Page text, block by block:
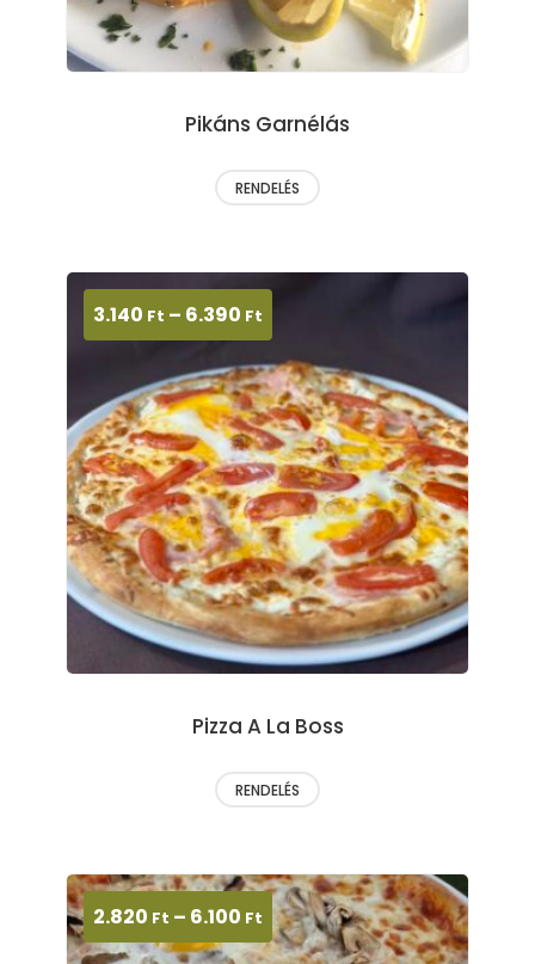
Pikáns Garnélás
RENDELÉS
Pizza A La Boss
3.140 Ft – 6.390 Ft
RENDELÉS
2.820 Ft – 6.100 Ft